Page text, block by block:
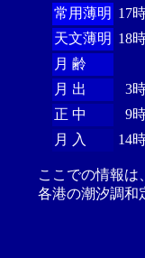
常用薄明 17
天文薄明 18
月 齢
月 出
3
正 中
9
月 入
14
ここでの情報は
各港の潮汐調和